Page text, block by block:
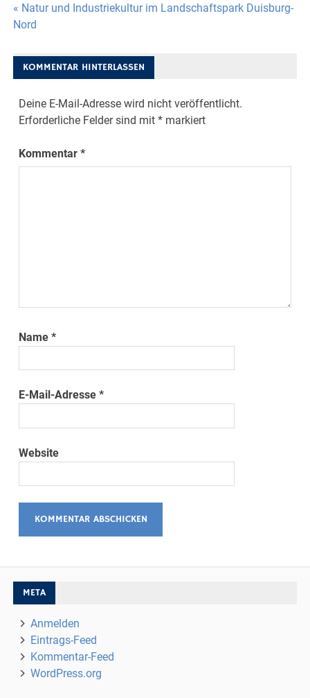
Beitragsnavigation
« Natur und Industriekultur im Landschaftspark Duisburg-
Nord
KOMMENTAR HINTERLASSEN
Deine E-Mail-Adresse wird nicht veröffentlicht.
Erforderliche Felder sind mit* markiert
Kommentar*
Name*
E-Mail-Adresse*
Website
META
Anmelden
Eintrags-Feed
Kommentar-Feed
WordPress.org